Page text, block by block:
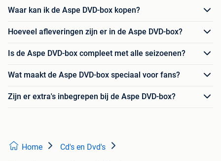
Waar kan ik de Aspe DVD-box kopen?
Hoeveel afleveringen zijn er in de Aspe DVD-box?
Is de Aspe DVD-box compleet met alle seizoenen?
Wat maakt de Aspe DVD-box speciaal voor fans?
Zijn er extra's inbegrepen bij de Aspe DVD-box?
Home Cd's en Dvd's